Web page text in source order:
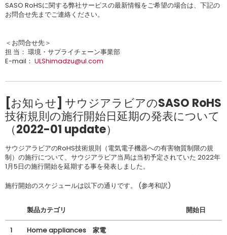
SASO RoHSに関する弊社サービスの最新情報をご希望の場合は、下記の
お問合せ先までご連絡ください。
＜お問合せ先＞
担 当： 環境・サプライチェーン事業部
E-mail： ULShimadzu@ul.com
[お知らせ] サウジアラビアのSASO RoHS
技術規則の施行開始日延期の発表について
（2022-01 update）
サウジアラビアのRoHS技術規則（電気電子機器への有害物質制限の規
制）の施行について、サウジアラビア当局は当初予定されていた 2022年
1月5日の施行開始を延期する事を発表しました。
施行開始のスケジュールは以下の通りです。 (参考和訳)
製品カテゴリ 開始日
1
Home appliances 家電